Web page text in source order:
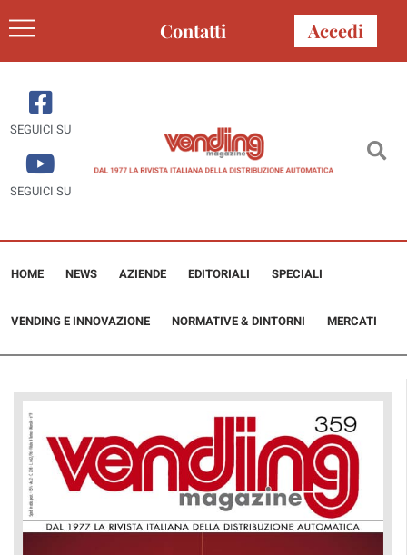
Contatti Accedi
SEGUICI SU
SEGUICI SU
HOME NEWS AZIENDE EDITORIALI SPECIALI
VENDING E INNOVAZIONE NORMATIVE & DINTORNI MERCATI